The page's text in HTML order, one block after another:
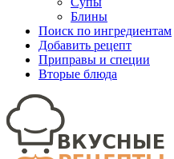
Блины
Поиск по ингредиентам
Добавить рецепт
Приправы и специи
Вторые блюда